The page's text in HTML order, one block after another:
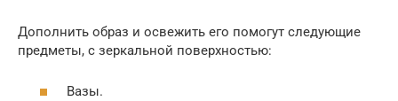
Дополнить образ и освежить его помогут следующие
предметы, с зеркальной поверхностью:
Вазы.